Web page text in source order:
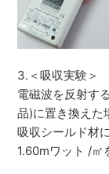
3.＜吸収実験＞
電磁波を反射す
品)に置き換えた
吸収シールド材
1.60mワット /㎡